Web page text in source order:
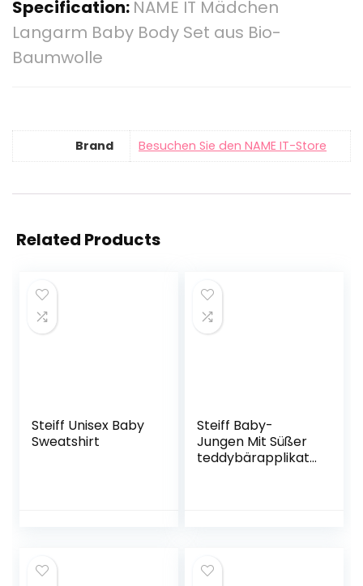
Specification: NAME IT Mädchen
Langarm Baby Body Set aus Bio-
Baumwolle
Brand Besuchen Sie den NAME IT-Store
Related Products
Steiff Unisex Baby
Sweatshirt
Steiff Baby-
Jungen Mit Süßer
teddybärapplikati